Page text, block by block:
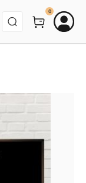
BEJELENTKEZÉS
0